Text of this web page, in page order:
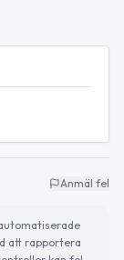
Anmäl fel
att rapportera